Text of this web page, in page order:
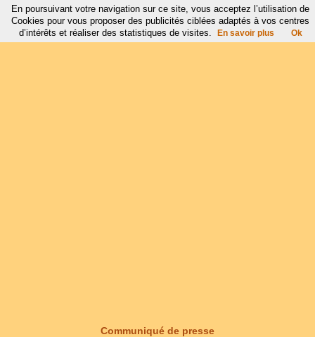
Communiqué de presse
En poursuivant votre navigation sur ce site, vous acceptez l’utilisation de
Cookies pour vous proposer des publicités ciblées adaptés à vos centres
d’intérêts et réaliser des statistiques de visites.
En savoir plus Ok